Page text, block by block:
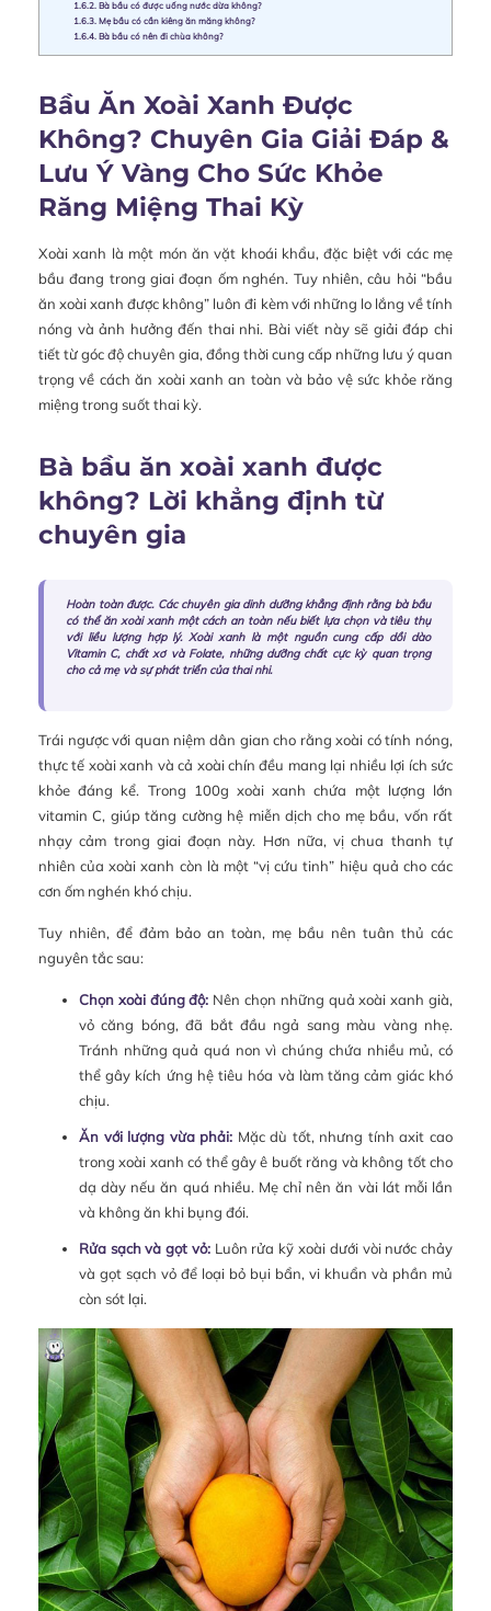
1.6.2. Bà bầu có được uống nước dừa không?
1.6.3. Mẹ bầu có cần kiêng ăn măng không?
1.6.4. Bà bầu có nên đi chùa không?
Bầu Ăn Xoài Xanh Được
Không? Chuyên Gia Giải Đáp &
Lưu Ý Vàng Cho Sức Khỏe
Răng Miệng Thai Kỳ
Xoài xanh là một món ăn vặt khoái khẩu, đặc biệt với các mẹ
bầu đang trong giai đoạn ốm nghén. Tuy nhiên, câu hỏi “bầu
ăn xoài xanh được không” luôn đi kèm với những lo lắng về tính
nóng và ảnh hưởng đến thai nhi. Bài viết này sẽ giải đáp chi
tiết từ góc độ chuyên gia, đồng thời cung cấp những lưu ý quan
trọng về cách ăn xoài xanh an toàn và bảo vệ sức khỏe răng
miệng trong suốt thai kỳ.
Bà bầu ăn xoài xanh được
không? Lời khẳng định từ
chuyên gia
Hoàn toàn được. Các chuyên gia dinh dưỡng khẳng định rằng bà bầu
có thể ăn xoài xanh một cách an toàn nếu biết lựa chọn và tiêu thụ
với liều lượng hợp lý. Xoài xanh là một nguồn cung cấp dồi dào
Vitamin C, chất xơ và Folate, những dưỡng chất cực kỳ quan trọng
cho cả mẹ và sự phát triển của thai nhi.
Trái ngược với quan niệm dân gian cho rằng xoài có tính nóng,
thực tế xoài xanh và cả xoài chín đều mang lại nhiều lợi ích sức
khỏe đáng kể. Trong 100g xoài xanh chứa một lượng lớn
vitamin C, giúp tăng cường hệ miễn dịch cho mẹ bầu, vốn rất
nhạy cảm trong giai đoạn này. Hơn nữa, vị chua thanh tự
nhiên của xoài xanh còn là một “vị cứu tinh” hiệu quả cho các
cơn ốm nghén khó chịu.
Tuy nhiên, để đảm bảo an toàn, mẹ bầu nên tuân thủ các
nguyên tắc sau:
Chọn xoài đúng độ: Nên chọn những quả xoài xanh già,
vỏ căng bóng, đã bắt đầu ngả sang màu vàng nhẹ.
Tránh những quả quá non vì chúng chứa nhiều mủ, có
thể gây kích ứng hệ tiêu hóa và làm tăng cảm giác khó
chịu.
Ăn với lượng vừa phải: Mặc dù tốt, nhưng tính axit cao
trong xoài xanh có thể gây ê buốt răng và không tốt cho
dạ dày nếu ăn quá nhiều. Mẹ chỉ nên ăn vài lát mỗi lần
và không ăn khi bụng đói.
Rửa sạch và gọt vỏ:Luôn rửa kỹ xoài dưới vòi nước chảy
và gọt sạch vỏ để loại bỏ bụi bẩn, vi khuẩn và phần mủ
còn sót lại.